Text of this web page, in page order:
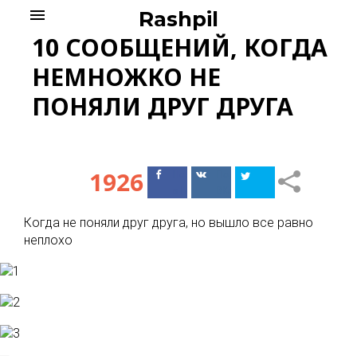
content
Rashpil
menu
10 СООБЩЕНИЙ, КОГДА
НЕМНОЖКО НЕ
ПОНЯЛИ ДРУГ ДРУГА
1926
ПоделитьсяПоделиться
Когда не поняли друг друга, но вышло все равно
неплохо